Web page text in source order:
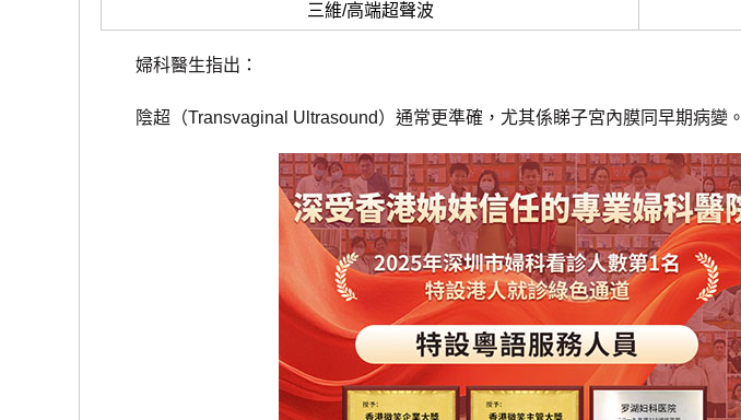
三維/高端超聲波
婦科醫生指出：
陰超（Transvaginal Ultrasound）通常更準確，尤其係睇子宮內膜同早期病變。